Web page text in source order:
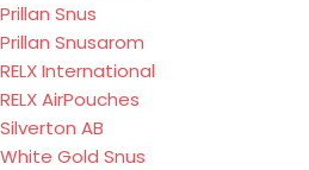
Prillan Snus
Prillan Snusarom
RELX International
RELX AirPouches
Silverton AB
White Gold Snus